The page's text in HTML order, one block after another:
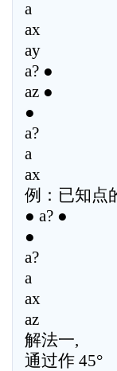
a
ax
ay
a? ●
az ●
●
a?
a
ax
例：已知点
● a? ●
●
a?
a
ax
az
解法一,
通过作 45°